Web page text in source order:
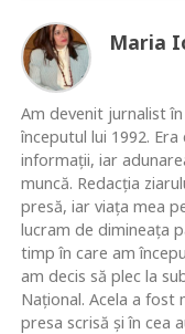
Maria
Am devenit jurnalist
începutul lui 1992.
informaţii, iar
muncă. Redacţia
presă, iar viaţa mea
lucram de dimineaţa
timp în care am
am decis să plec la
Naţional. Acela a fost
presa scrisă şi în cea